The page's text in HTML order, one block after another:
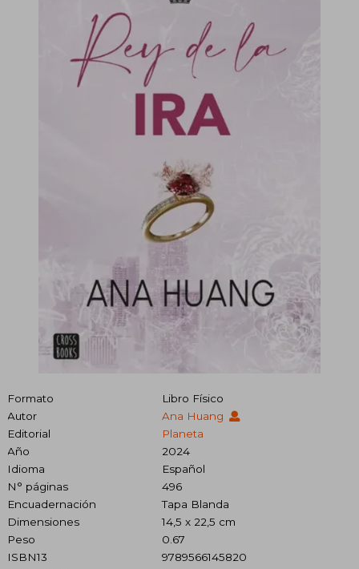
Formato
Libro Físico
Autor
Ana Huang
Editorial
Planeta
Año
2024
Idioma
Español
N° páginas
496
Encuadernación
Tapa Blanda
Dimensiones
14,5 x 22,5 cm
Peso
0.67
ISBN13
9789566145820